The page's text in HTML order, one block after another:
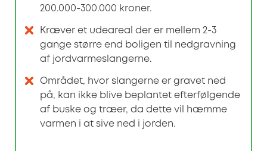
200.000-300.000 kroner.
Kræver et udeareal der er mellem 2-3
gange større end boligen til nedgravning
af jordvarmeslangerne.
Området, hvor slangerne er gravet ned
på, kan ikke blive beplantet efterfølgende
af buske og træer, da dette vil hæmme
varmen i at sive ned i jorden.